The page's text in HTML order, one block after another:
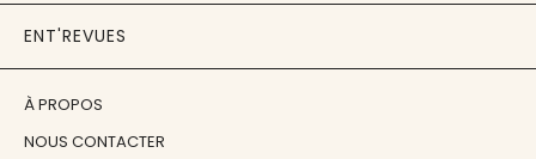
ENT'REVUES
À PROPOS
NOUS CONTACTER